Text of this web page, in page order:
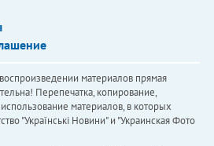
материалов прямая
Перепечатка, копирование,
материалов, в которых
"Українськi Новини" и "Украинская Фото